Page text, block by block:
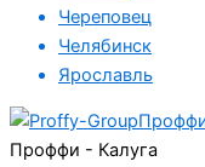
Череповец
Челябинск
Ярославль
Проффи - Калуга